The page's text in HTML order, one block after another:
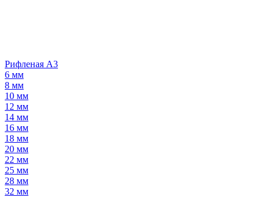
Рифленая А3
6 мм
8 мм
10 мм
12 мм
14 мм
16 мм
18 мм
20 мм
22 мм
25 мм
28 мм
32 мм